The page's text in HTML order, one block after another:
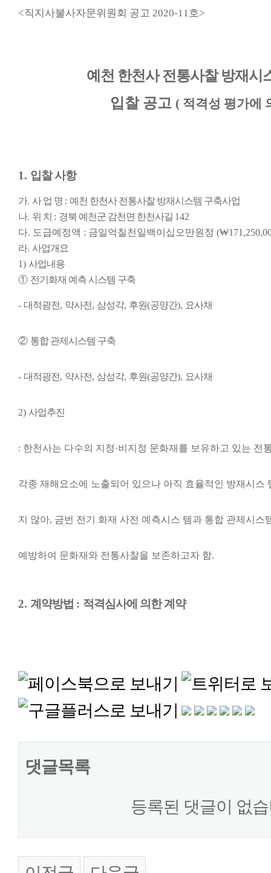
<직지사불사자문위원회 공고 2020-11호>
예천 한천사 전통사찰 방재시
입찰 공고 ( 적격성 평가에
1. 입찰 사항
가. 사 업 명 : 예천 한천사 전통사찰 방재시스템 구축사업
나. 위 치 : 경북 예천군 감천면 한천사길 142
다. 도급예정액 : 금일억칠천일백이십오만원정 (₩
라. 사업개요
1) 사업내용
① 전기화재 예측 시스템 구축
- 대적광전, 약사전, 삼성각, 후원(공양간), 요사채
② 통합 관제시스템 구축
- 대적광전, 약사전, 삼성각, 후원(공양간), 요사채
2) 사업추진
: 한천사는 다수의 지정 ·비지정 문화재를 보유하고 있는 전
각종 재해요소에 노출되어 있으나 아직 효율적인 방재시스
지 않아, 금번 전기 화재 사전 예측시스 템과 통합 관제시스
예방하여 문화재와 전통사찰을 보존하고자 함.
2. 계약방법 : 적격심사에 의한 계약
댓글목록
등록된 댓글이 없